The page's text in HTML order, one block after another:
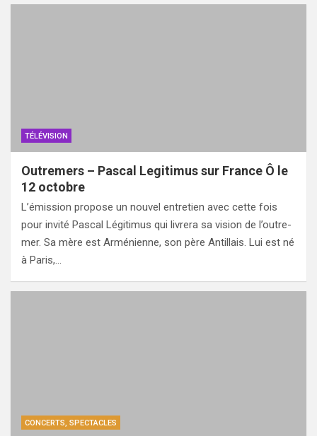
TÉLÉVISION
Outremers – Pascal Legitimus sur France Ô le
12 octobre
L’émission propose un nouvel entretien avec cette fois
pour invité Pascal Légitimus qui livrera sa vision de l’outre-
mer. Sa mère est Arménienne, son père Antillais. Lui est né
à Paris,…
CONCERTS, SPECTACLES